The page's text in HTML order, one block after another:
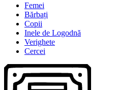
Femei
Bărbați
Copii
Inele de Logodnă
Verighete
Cercei